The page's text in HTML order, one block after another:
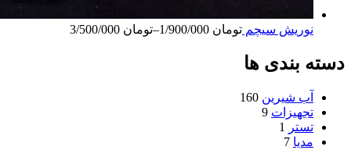
نوریش سیچم تومان –تومان
دسته بندی ها
آب شیرین 160
تجهیزات 9
تستر
1
مدیا 7